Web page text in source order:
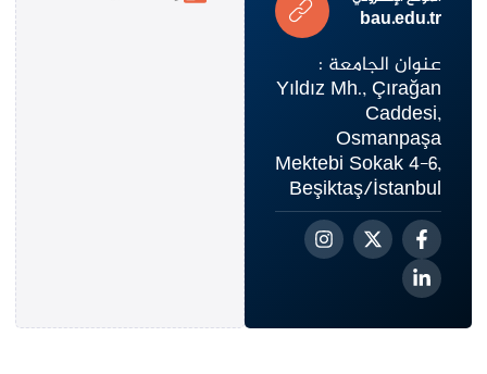
bau.edu.tr
عنوان الجامعة :
Yıldız Mh., Çırağan
Caddesi,
Osmanpaşa
Mektebi Sokak 4-6,
Beşiktaş/İstanbul